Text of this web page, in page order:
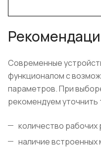
Современные
функционалом с
параметров. При
рекомендуем уточнить
количество
наличие